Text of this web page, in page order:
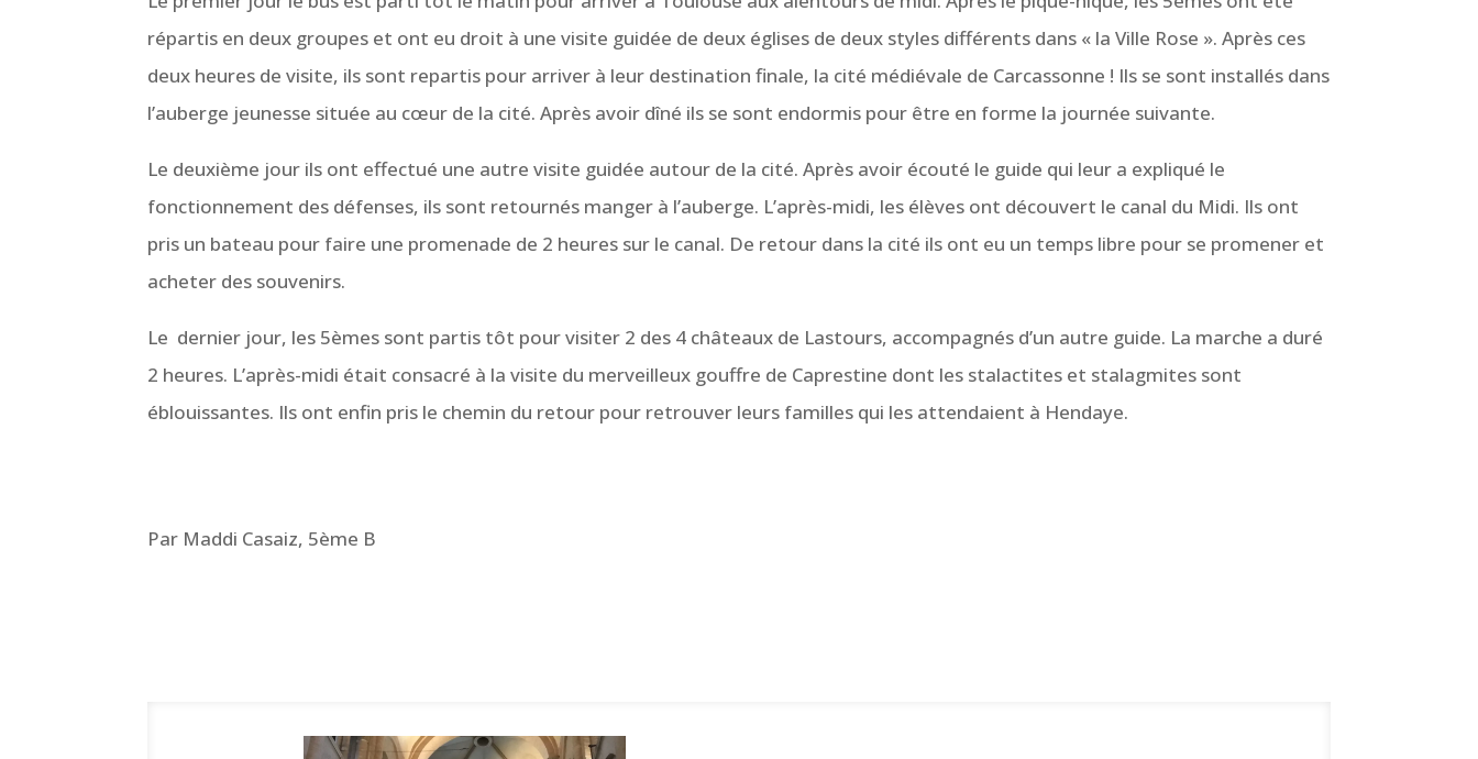
répartis en deux groupes et ont eu droit à une visite guidée de deux églises de deux styles différents dans « la Ville Rose ». Après ces
deux heures de visite, ils sont repartis pour arriver à leur destination finale, la cité médiévale de Carcassonne ! Ils se sont installés dans
l’auberge jeunesse située au cœur de la cité. Après avoir dîné ils se sont endormis pour être en forme la journée suivante.
Le deuxième jour ils ont effectué une autre visite guidée autour de la cité. Après avoir écouté le guide qui leur a expliqué le
fonctionnement des défenses, ils sont retournés manger à l’auberge. L’après-midi, les élèves ont découvert le canal du Midi. Ils ont
pris un bateau pour faire une promenade de 2 heures sur le canal. De retour dans la cité ils ont eu un temps libre pour se promener et
acheter des souvenirs.
Le dernier jour, les 5èmes sont partis tôt pour visiter 2 des 4 châteaux de Lastours, accompagnés d’un autre guide. La marche a duré
2 heures. L’après-midi était consacré à la visite du merveilleux gouffre de Caprestine dont les stalactites et stalagmites sont
éblouissantes. Ils ont enfin pris le chemin du retour pour retrouver leurs familles qui les attendaient à Hendaye.
Par Maddi Casaiz, 5ème B